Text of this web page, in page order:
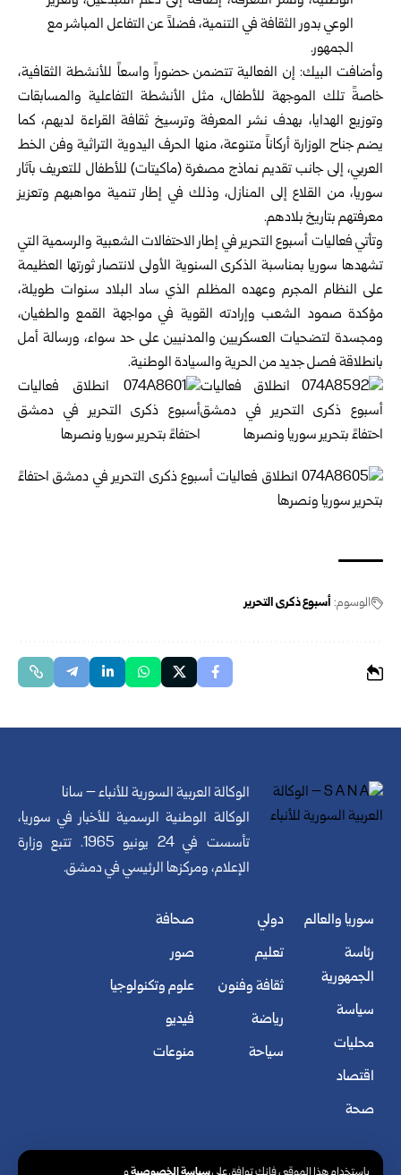
الوعي بدور الثقافة في التنمية، فضلاً عن التفاعل المباشر مع
الجمهور.
وأضافت البيك: إن الفعالية تتضمن حضوراً واسعاً للأنشطة الثقافية،
خاصةً تلك الموجهة للأطفال، مثل الأنشطة التفاعلية والمسابقات
وتوزيع الهدايا، بهدف نشر المعرفة وترسيخ ثقافة القراءة لديهم، كما
يضم جناح الوزارة أركاناً متنوعة، منها الحرف اليدوية التراثية وفن الخط
العربي، إلى جانب تقديم نماذج مصغرة (ماكيتات) للأطفال للتعريف بآثار
سوريا، من القلاع إلى المنازل، وذلك في إطار تنمية مواهبهم وتعزيز
معرفتهم بتاريخ بلادهم.
وتأتي فعاليات أسبوع التحرير في إطار الاحتفالات الشعبية والرسمية التي
تشهدها سوريا بمناسبة الذكرى السنوية الأولى لانتصار ثورتها العظيمة
على النظام المجرم وعهده المظلم الذي ساد البلاد سنوات طويلة،
مؤكدة صمود الشعب وإرادته القوية في مواجهة القمع والطغيان،
ومجسدة لتضحيات العسكريين والمدنيين على حد سواء، ورسالة أمل
بانطلاقة فصل جديد من الحرية والسيادة الوطنية.
الوسوم: أسبوع ذكرى التحرير
الوكالة العربية السورية للأنباء – سانا
الوكالة الوطنية الرسمية للأخبار في سوريا،
تأسست في 24 يونيو 1965. تتبع وزارة
الإعلام، ومركزها الرئيسي في دمشق.
سوريا والعالم
رئاسة
الجمهورية
سياسة
محليات
اقتصاد
صحة
دولي
تعليم
ثقافة وفنون
رياضة
سياحة
صحافة
صور
علوم وتكنولوجيا
فيديو
منوعات